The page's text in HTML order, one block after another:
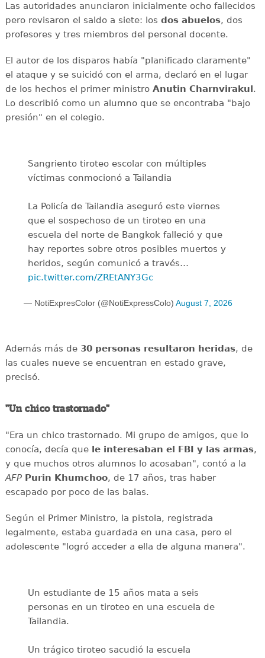
Las autoridades anunciaron inicialmente ocho fallecidos
pero revisaron el saldo a siete: los dos abuelos, dos
profesores y tres miembros del personal docente.
El autor de los disparos había "planificado claramente"
el ataque y se suicidó con el arma, declaró en el lugar
de los hechos el primer ministro Anutin Charnvirakul.
Lo describió como un alumno que se encontraba "bajo
presión" en el colegio.
Sangriento tiroteo escolar con múltiples
víctimas conmocionó a Tailandia
La Policía de Tailandia aseguró este viernes
que el sospechoso de un tiroteo en una
escuela del norte de Bangkok falleció y que
hay reportes sobre otros posibles muertos y
heridos, según comunicó a través…
pic.twitter.com/ZREtANY3Gc
— NotiExpresColor (@NotiExpressColo) August 7, 2026
Además más de 30 personas resultaron heridas, de
las cuales nueve se encuentran en estado grave,
precisó.
"Un chico trastornado"
"Era un chico trastornado. Mi grupo de amigos, que lo
conocía, decía que le interesaban el FBI y las armas,
y que muchos otros alumnos lo acosaban", contó a la
AFP Purin Khumchoo, de 17 años, tras haber
escapado por poco de las balas.
Según el Primer Ministro, la pistola, registrada
legalmente, estaba guardada en una casa, pero el
adolescente "logró acceder a ella de alguna manera".
Un estudiante de 15 años mata a seis
personas en un tiroteo en una escuela de
Tailandia.
Un trágico tiroteo sacudió la escuela